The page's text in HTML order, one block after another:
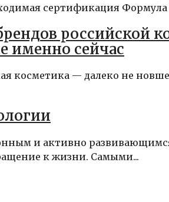
сертификация Формула
российской
именно сейчас
косметика — далеко не
и активно
к жизни. Самыми...